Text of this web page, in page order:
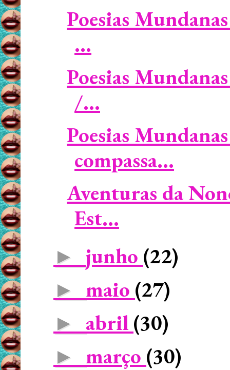
Poesias
...
Poesias
/...
Poesias
compassa...
Aventuras da
Est...
► junho (22)
► maio (27)
► abril (30)
► março (30)